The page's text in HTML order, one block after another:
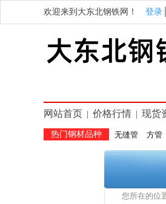
欢迎来到大东北钢铁网！ 登录
网站首页 价格行情 现货
热门钢材品种 无缝管 方管
您所在的位